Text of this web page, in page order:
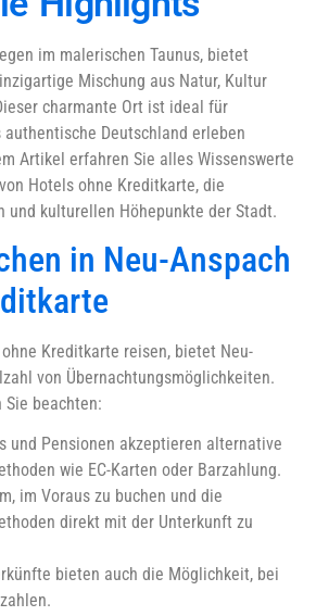
im malerischen Taunus, bietet
Mischung aus Natur, Kultur
charmante Ort ist ideal für
authentische Deutschland erleben
Artikel erfahren Sie alles Wissenswerte
Hotels ohne Kreditkarte, die
und kulturellen Höhepunkte der Stadt.
in Neu-Anspach
Kreditkarte reisen, bietet Neu-
von Übernachtungsmöglichkeiten.
beachten:
und Pensionen akzeptieren alternative
wie EC-Karten oder Barzahlung.
im Voraus zu buchen und die
direkt mit der Unterkunft zu
bieten auch die Möglichkeit, bei